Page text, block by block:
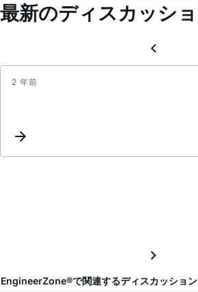
最新のディスカッシ
2 年前
EngineerZone®で関連するディスカッショ